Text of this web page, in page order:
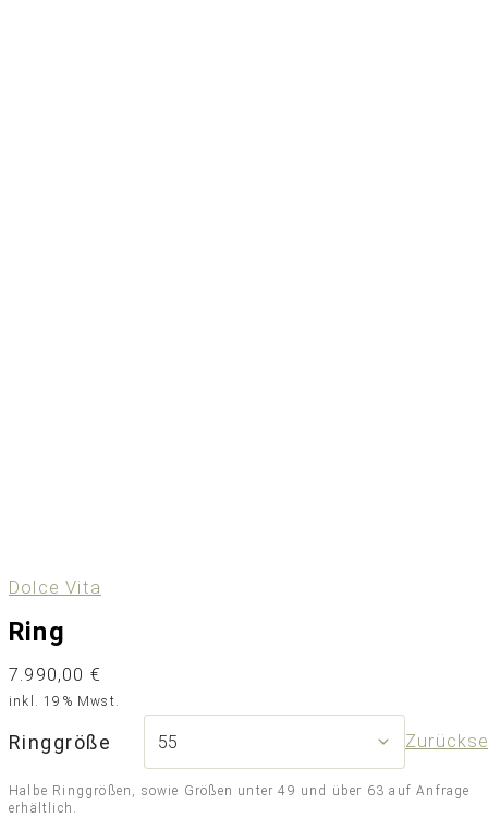
Dolce Vita
Ring
7.990,00 €
inkl. 19% Mwst.
Ringgröße
Halbe Ringgrößen, sowie Größen unter 49 und über 63 auf Anfrage
erhältlich.